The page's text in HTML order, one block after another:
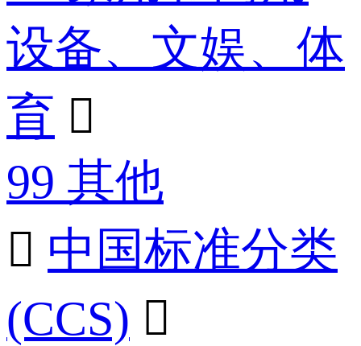
设备、文娱、体
育 
99 其他
 中国标准分类
(CCS) 